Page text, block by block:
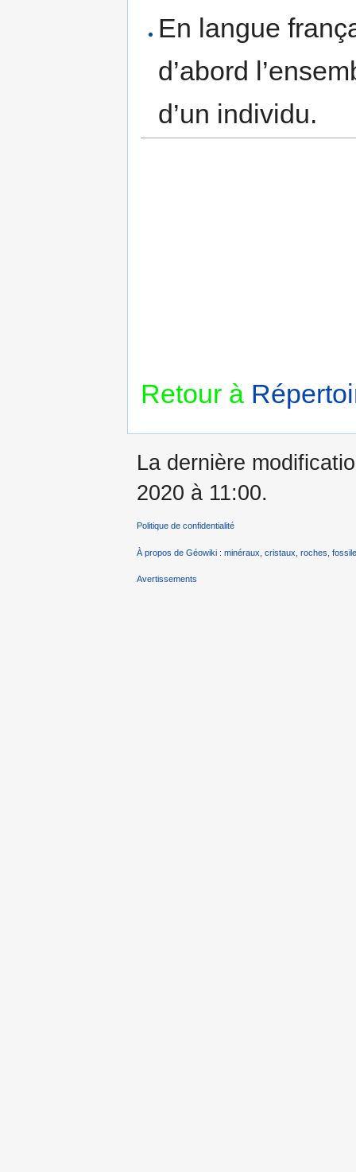
En langue
d’abord
d’un individu.
Retour à
La dernière
2020 à 11:00.
Politique de confidentialité
À propos de Géowiki : minéraux, cristaux, roches,
Avertissements